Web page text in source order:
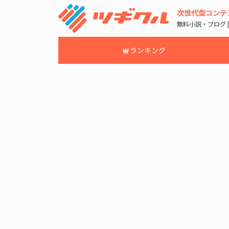
次世代型コン
無料小説・ブログ
ランキング